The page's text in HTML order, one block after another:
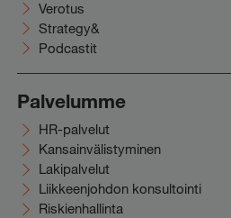
Verotus
Strategy&
Podcastit
Palvelumme
HR-palvelut
Kansainvälistyminen
Lakipalvelut
Liikkeenjohdon konsultointi
Riskienhallinta